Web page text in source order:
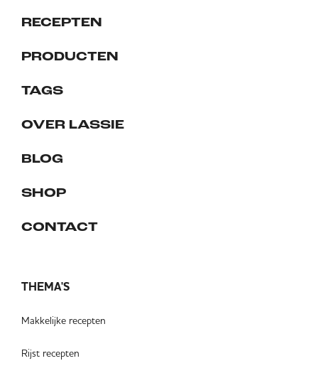
RECEPTEN
PRODUCTEN
TAGS
OVER LASSIE
BLOG
SHOP
CONTACT
THEMA'S
Makkelijke recepten
Rijst recepten